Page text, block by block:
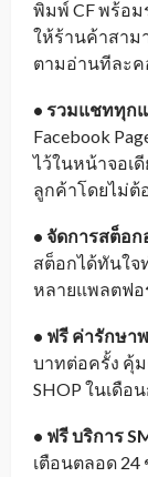
พิมพ์ CF พร้อ
ให้ร้านค้าสาม
ตามอ่านทีละ
• รวมแชททุก
Facebook
ไว้ในหน้าจอเ
ลูกค้าโดยไม่ต้
• จัดการสต็อก
สต็อกได้ทันใจ
หลายแพลตฟ
• ฟรี ค่ารักษา
บาทต่อครั้ง คุ้
SHOP ในเดือ
• ฟรี บริการ
เตือนตลอด 24